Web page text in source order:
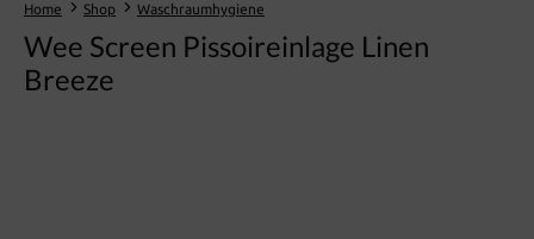
Home Shop Waschraumhygiene
Wee Screen Pissoireinlage Linen
Breeze